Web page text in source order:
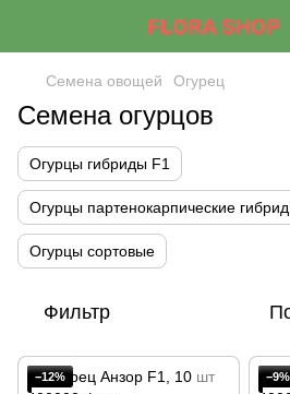
Семена овощей Огурец
Семена огурцов
Огурцы гибриды F1
Огурцы партенокарпические
Огурцы сортовые
Фильтр
−12% −9%